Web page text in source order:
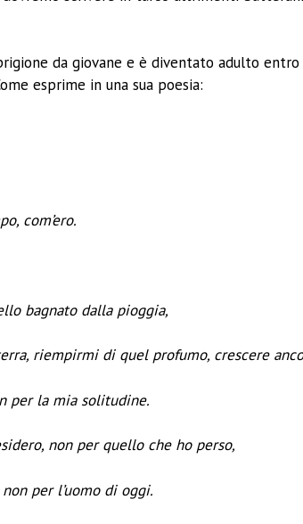
da giovane e è diventato adulto
esprime in una sua poesia:
com’ero.
bagnato dalla pioggia,
riempirmi di quel profumo, crescere
per la mia solitudine.
non per quello che ho perso,
per l’uomo di oggi.